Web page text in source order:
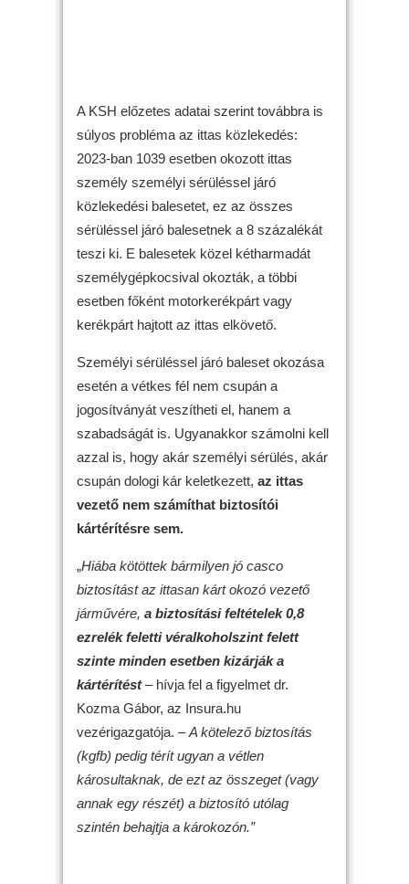
A KSH előzetes adatai szerint továbbra is
súlyos probléma az ittas közlekedés:
2023-ban 1039 esetben okozott ittas
személy személyi sérüléssel járó
közlekedési balesetet, ez az összes
sérüléssel járó balesetnek a 8 százalékát
teszi ki. E balesetek közel kétharmadát
személygépkocsival okozták, a többi
esetben főként motorkerékpárt vagy
kerékpárt hajtott az ittas elkövető.
Személyi sérüléssel járó baleset okozása
esetén a vétkes fél nem csupán a
jogosítványát veszítheti el, hanem a
szabadságát is. Ugyanakkor számolni kell
azzal is, hogy akár személyi sérülés, akár
csupán dologi kár keletkezett, az ittas
vezető nem számíthat biztosítói
kártérítésre sem.
„Hiába kötöttek bármilyen jó casco
biztosítást az ittasan kárt okozó vezető
járművére, a biztosítási feltételek 0,8
ezrelék feletti véralkoholszint felett
szinte minden esetben kizárják a
kártérítést– hívja fel a figyelmet dr.
Kozma Gábor, az Insura.hu
vezérigazgatója. –A kötelező biztosítás
(kgfb) pedig térít ugyan a vétlen
károsultaknak, de ezt az összeget (vagy
annak egy részét) a biztosító utólag
szintén behajtja a károkozón.”